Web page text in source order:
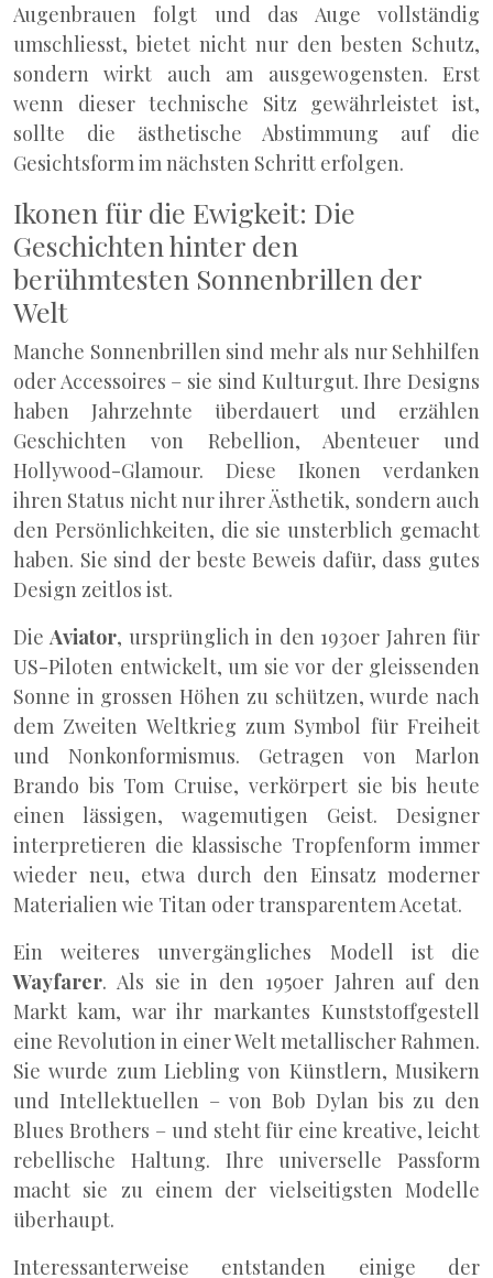
Augenbrauen folgt und das Auge vollständig
umschliesst, bietet nicht nur den besten Schutz,
sondern wirkt auch am ausgewogensten. Erst
wenn dieser technische Sitz gewährleistet ist,
sollte die ästhetische Abstimmung auf die
Gesichtsform im nächsten Schritt erfolgen.
Ikonen für die Ewigkeit: Die
Geschichten hinter den
berühmtesten Sonnenbrillen der
Welt
Manche Sonnenbrillen sind mehr als nur Sehhilfen
oder Accessoires – sie sind Kulturgut. Ihre Designs
haben Jahrzehnte überdauert und erzählen
Geschichten von Rebellion, Abenteuer und
Hollywood-Glamour. Diese Ikonen verdanken
ihren Status nicht nur ihrer Ästhetik, sondern auch
den Persönlichkeiten, die sie unsterblich gemacht
haben. Sie sind der beste Beweis dafür, dass gutes
Design zeitlos ist.
DieAviator, ursprünglich in den 1930er Jahren für
US-Piloten entwickelt, um sie vor der gleissenden
Sonne in grossen Höhen zu schützen, wurde nach
dem Zweiten Weltkrieg zum Symbol für Freiheit
und Nonkonformismus. Getragen von Marlon
Brando bis Tom Cruise, verkörpert sie bis heute
einen lässigen, wagemutigen Geist. Designer
interpretieren die klassische Tropfenform immer
wieder neu, etwa durch den Einsatz moderner
Materialien wie Titan oder transparentem Acetat.
Ein weiteres unvergängliches Modell ist die
Wayfarer. Als sie in den 1950er Jahren auf den
Markt kam, war ihr markantes Kunststoffgestell
eine Revolution in einer Welt metallischer Rahmen.
Sie wurde zum Liebling von Künstlern, Musikern
und Intellektuellen – von Bob Dylan bis zu den
Blues Brothers – und steht für eine kreative, leicht
rebellische Haltung. Ihre universelle Passform
macht sie zu einem der vielseitigsten Modelle
überhaupt.
Interessanterweise entstanden einige der